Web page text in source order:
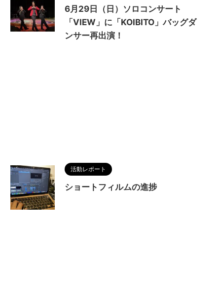
6月29日（日）ソロコンサート
「VIEW」に「KOIBITO」バッグダ
ンサー再出演！
活動レポート
ショートフィルムの進捗